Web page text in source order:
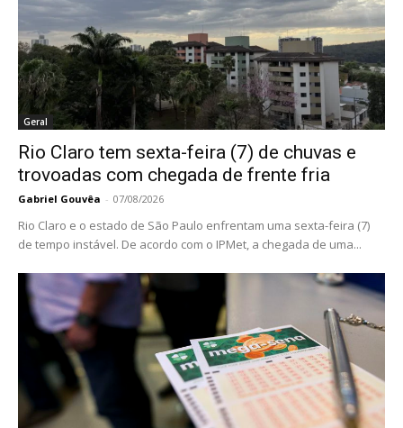
Geral
Rio Claro tem sexta-feira (7) de chuvas e
trovoadas com chegada de frente fria
Gabriel Gouvêa - 07/08/2026
Rio Claro e o estado de São Paulo enfrentam uma sexta-feira (7)
de tempo instável. De acordo com o IPMet, a chegada de uma...